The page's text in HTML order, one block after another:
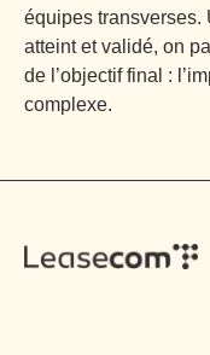
équipes transverses.
atteint et validé, on
de l’objectif final :
complexe.